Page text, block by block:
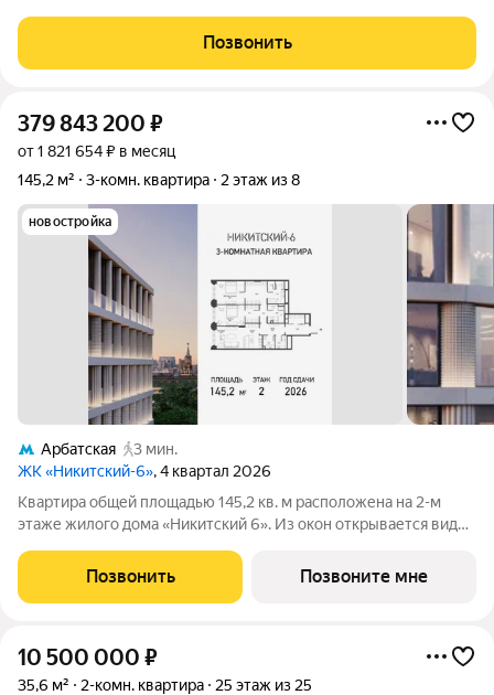
сделку. Покажем все документы, укажем ПОЛНУЮ стоимость
в договоре. Квартира БЕЗ ПЕРЕПЛАНИРОВОК и
Позвонить
379 843 200 ₽
от 1 821 654 ₽ в месяц
145,2 м²
3-комн. квартира 2 этаж из 8
новостройка
Арбатская
3 мин.
ЖК «Никитский-6», 4 квартал 2026
Квартира общей площадью 145,2 кв. м расположена на 2-м
этаже жилого дома «Никитский 6». Из окон открывается вид
Центральный Дом журналиста. Планировочное решение
включает панорамную
Позвонить Позвоните мне
10 500 000 ₽
35,6 м² 2-комн. квартира 25 этаж из 25